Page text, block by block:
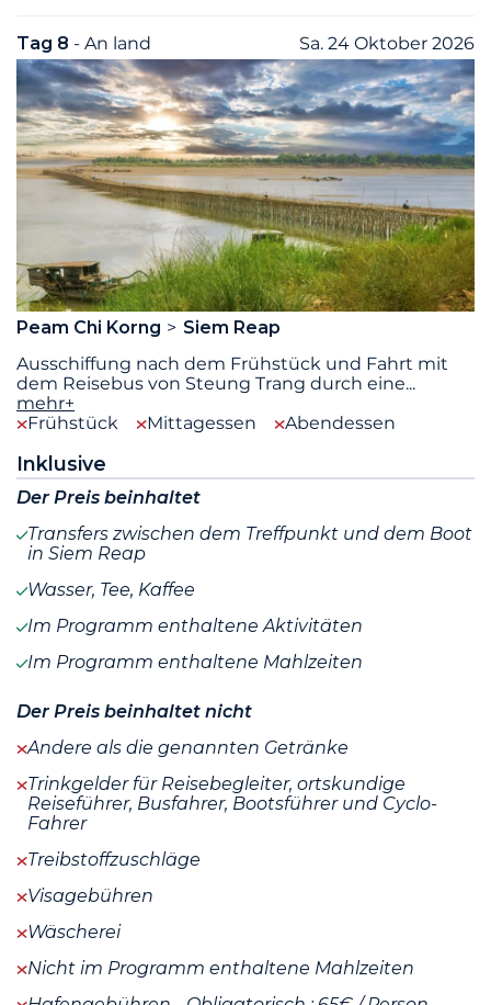
Tag 8 - An land Sa. 24 Oktober 2026
Peam Chi Korng
Siem Reap
Ausschiffung nach dem Frühstück und Fahrt mit
dem Reisebus von Steung Trang durch eine...
mehr+
Frühstück
Mittagessen Abendessen
Inklusive
Der Preis beinhaltet
Transfers zwischen dem Treffpunkt und dem Boot
in Siem Reap
Wasser, Tee, Kaffee
Im Programm enthaltene Aktivitäten
Im Programm enthaltene Mahlzeiten
Der Preis beinhaltet nicht
Andere als die genannten Getränke
Trinkgelder für Reisebegleiter, ortskundige
Reiseführer, Busfahrer, Bootsführer und Cyclo-
Fahrer
Treibstoffzuschläge
Visagebühren
Wäscherei
Nicht im Programm enthaltene Mahlzeiten